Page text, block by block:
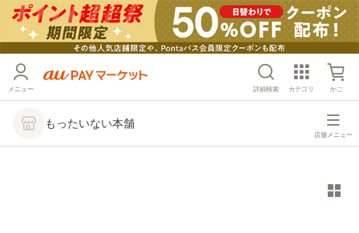
メニュー 詳細検索 カテゴリ かご
もったいない本舗
店舗メニュー